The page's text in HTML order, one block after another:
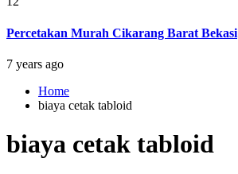
Percetakan Murah Cikarang Barat Bekasi
7 years ago
Home
biaya cetak tabloid
biaya cetak tabloid